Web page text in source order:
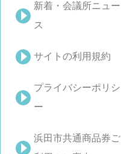
新着・会議所ニュー
ス
サイトの利用規約
プライバシーポリシ
ー
浜田市共通商品券ご